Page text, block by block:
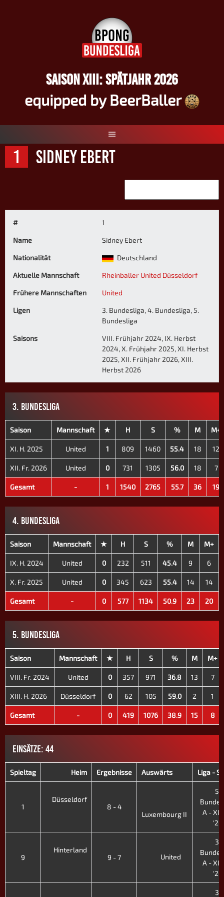
SAISON XIII: SPÄTJAHR 2026
equipped by BeerBaller
1 Sidney Ebert
# 1
Name Sidney Ebert
Nationalität Deutschland
Aktuelle Mannschaft Rheinballer United Düsseldorf
Frühere Mannschaften United
Ligen
3. Bundesliga, 4. Bundesliga, 5.
Bundesliga
Saisons
VIII. Frühjahr 2024, IX. Herbst
2024, X. Frühjahr 2025, XI. Herbst
2025, XII. Frühjahr 2026, XIII.
Herbst 2026
3. BUNDESLIGA
Saison Mannschaft ★ H S % M M+
XI. H. 2025 United 1 809 1460 55.4 18 12
XII. Fr. 2026 United 0 731 1305 56.0 18 7
Gesamt - 1 1540 2765 55.7 36 19
4. BUNDESLIGA
Saison Mannschaft ★ H S % M M+
IX. H. 2024 United 0 232 511 45.4 9 6
X. Fr. 2025 United 0 345 623 55.4 14 14
Gesamt - 0 577 1134 50.9 23 20
5. BUNDESLIGA
Saison Mannschaft ★ H S % M M+
VIII. Fr. 2024 United 0 357 971 36.8 13 7
XIII. H. 2026 Düsseldorf 0 62 105 59.0 2 1
Gesamt - 0 419 1076 38.9 15 8
EINSÄTZE: 44
Spieltag Heim Ergebnisse Auswärts Liga -
1
Düsseldorf
8 - 4
Luxembourg II
5.
A -
'26
9
Hinterland
9 - 7
United
3.
A -
'26
3.